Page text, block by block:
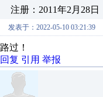
注册：2011年2月28日
发表于：2022-05-10 03:21:39
路过！
回复 引用 举报